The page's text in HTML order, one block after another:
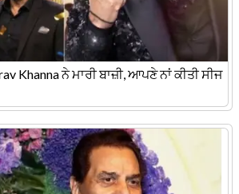
Khanna ਨੇ ਮਾਰੀ ਬਾਜ਼ੀ, ਆਪਣੇ ਨਾਂ ਕੀਤੀ ਸੀਜ